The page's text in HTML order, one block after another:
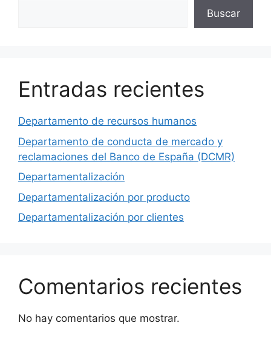
Buscar
Entradas recientes
Departamento de recursos humanos
Departamento de conducta de mercado y
reclamaciones del Banco de España (DCMR)
Departamentalización
Departamentalización por producto
Departamentalización por clientes
Comentarios recientes
No hay comentarios que mostrar.